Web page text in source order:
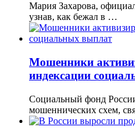
Мария Захарова,
узнав, как бежал в …
Мошенники
индексации
Социальный фонд
мошеннических схем,